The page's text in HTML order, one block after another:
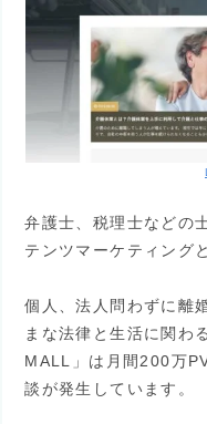
弁護士、税理士などの
テンツマーケティング
個人、法人問わずに離
まな法律と生活に関わ
MALL」は月間200万
談が発生しています。